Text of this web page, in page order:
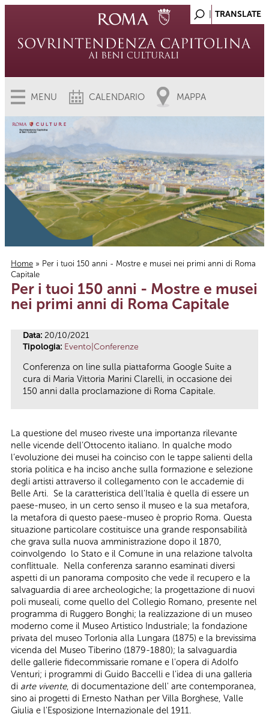
MENU CALENDARIO MAPPA
Tu sei qui
Home » Per i tuoi 150 anni - Mostre e musei nei primi anni di Roma
Capitale
Per i tuoi 150 anni - Mostre e musei
nei primi anni di Roma Capitale
Data: 20/10/2021
Tipologia: Evento|Conferenze
Conferenza on line sulla piattaforma Google Suite a
cura di Maria Vittoria Marini Clarelli, in occasione dei
150 anni dalla proclamazione di Roma Capitale.
La questione del museo riveste una importanza rilevante
nelle vicende dell’Ottocento italiano. In qualche modo
l’evoluzione dei musei ha coinciso con le tappe salienti della
storia politica e ha inciso anche sulla formazione e selezione
degli artisti attraverso il collegamento con le accademie di
Belle Arti. Se la caratteristica dell'Italia è quella di essere un
paese-museo, in un certo senso il museo e la sua metafora,
la metafora di questo paese-museo è proprio Roma. Questa
situazione particolare costituisce una grande responsabilità
che grava sulla nuova amministrazione dopo il 1870,
coinvolgendo lo Stato e il Comune in una relazione talvolta
conflittuale. Nella conferenza saranno esaminati diversi
aspetti di un panorama composito che vede il recupero e la
salvaguardia di aree archeologiche; la progettazione di nuovi
poli museali, come quello del Collegio Romano, presente nel
programma di Ruggero Bonghi; la realizzazione di un museo
moderno come il Museo Artistico Industriale; la fondazione
privata del museo Torlonia alla Lungara (1875) e la brevissima
vicenda del Museo Tiberino (1879-1880); la salvaguardia
delle gallerie fidecommissarie romane e l'opera di Adolfo
Venturi; i programmi di Guido Baccelli e l'idea di una galleria
di arte vivente, di documentazione dell' arte contemporanea,
sino ai progetti di Ernesto Nathan per Villa Borghese, Valle
Giulia e l'Esposizione Internazionale del 1911.